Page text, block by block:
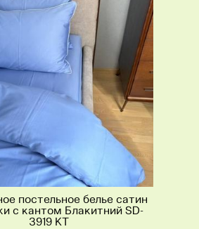
постельное белье сатин
с кантом Блакитний SD-
3919 KT